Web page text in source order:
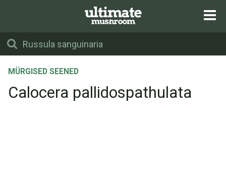
MÜRGISED SEENED
Calocera pallidospathulata